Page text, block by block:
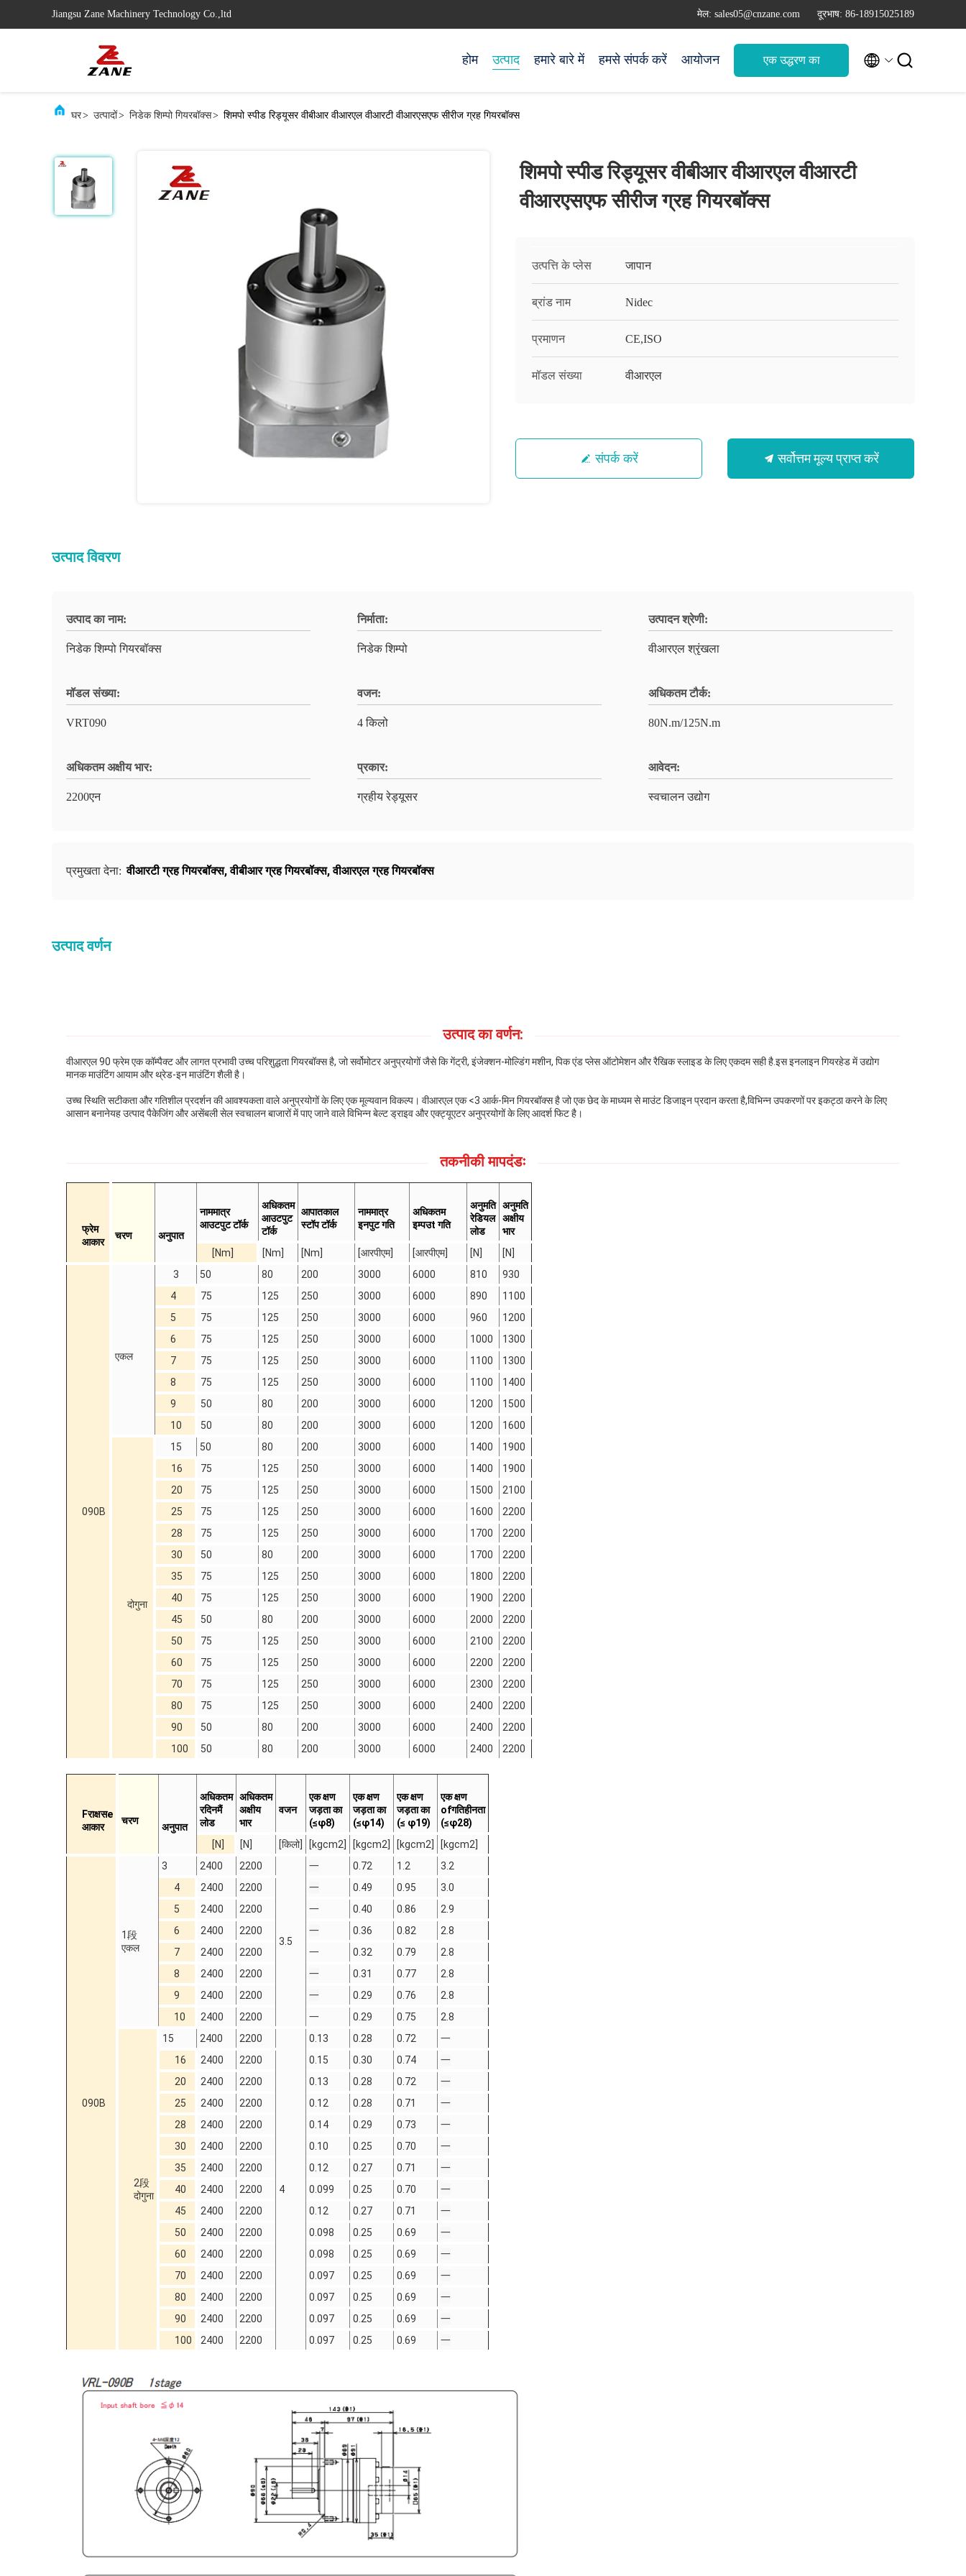
Jiangsu Zane Machinery Technology Co.,ltd मेल: sales05@cnzane.com दूरभाष: 86-18915025189
होम उत्पाद हमारे बारे में हमसे संपर्क करें आयोजन एक उद्धरण का  
घर> उत्पादों> निडेक शिम्पो गियरबॉक्स> शिमपो स्पीड रिड्यूसर वीबीआर वीआरएल वीआरटी वीआरएसएफ सीरीज ग्रह गियरबॉक्स
शिमपो स्पीड रिड्यूसर वीबीआर वीआरएल वीआरटी
वीआरएसएफ सीरीज ग्रह गियरबॉक्स
उत्पत्ति के प्लेस जापान
ब्रांड नाम Nidec
प्रमाणन CE,ISO
मॉडल संख्या वीआरएल
संपर्क करें सर्वोत्तम मूल्य प्राप्त करें
उत्पाद विवरण
उत्पाद का नाम:
निडेक शिम्पो गियरबॉक्स
निर्माता:
निडेक शिम्पो
उत्पादन श्रेणी:
वीआरएल श्रृंखला
मॉडल संख्या:
VRT090
वजन:
4 किलो
अधिकतम टौर्क:
80N.m/125N.m
अधिकतम अक्षीय भार:
2200एन
प्रकार:
ग्रहीय रेड्यूसर
आवेदन:
स्वचालन उद्योग
प्रमुखता देना: वीआरटी ग्रह गियरबॉक्स,वीबीआर ग्रह गियरबॉक्स,वीआरएल ग्रह गियरबॉक्स
उत्पाद वर्णन
उत्पाद का वर्णन:
वीआरएल 90 फ्रेम एक कॉम्पैक्ट और लागत प्रभावी उच्च परिशुद्धता गियरबॉक्स है, जो सर्वोमोटर अनुप्रयोगों जैसे कि गेंट्री, इंजेक्शन-मोल्डिंग मशीन, पिक एंड प्लेस ऑटोमेशन और रैखिक स्लाइड के लिए एकदम सही है.इस इनलाइन गियरहेड में उद्योग
मानक माउंटिंग आयाम और थ्रेड-इन माउंटिंग शैली है।
उच्च स्थिति सटीकता और गतिशील प्रदर्शन की आवश्यकता वाले अनुप्रयोगों के लिए एक मूल्यवान विकल्प। वीआरएल एक <3 आर्क-मिन गियरबॉक्स है जो एक छेद के माध्यम से माउंट डिजाइन प्रदान करता है,विभिन्न उपकरणों पर इकट्ठा करने के लिए
आसान बनानेयह उत्पाद पैकेजिंग और असेंबली सेल स्वचालन बाजारों में पाए जाने वाले विभिन्न बेल्ट ड्राइव और एक्ट्यूएटर अनुप्रयोगों के लिए आदर्श फिट है।
तकनीकी मापदंडः
फ्रेम
आकार
चरण अनुपात
नाममात्र
आउटपुट टॉर्क
अधिकतम
आउटपुट
टॉर्क
आपातकाल
स्टॉप टॉर्क
नाममात्र
इनपुट गति
अधिकतम
इम्पउt गति
अनुमति
रेडियल
लोड
अनुमति
अक्षीय
भार
[Nm]
[Nm] [Nm] [आरपीएम] [आरपीएम] [N] [N]
090B
एकल
3 50 80 200 3000 6000 810
930
4
75 125 250 3000 6000 890
1100
5
75 125 250 3000 6000 960
1200
6
75 125 250 3000 6000 1000
1300
7
75 125 250 3000 6000 1100
1300
8
75 125 250 3000 6000 1100
1400
9
50 80 200 3000 6000 1200
1500
10
50 80 200 3000 6000 1200 1600
दोगुना
15 50 80 200 3000 6000 1400
1900
16
75 125 250 3000 6000 1400
1900
20
75 125 250 3000 6000 1500
2100
25
75 125 250 3000 6000 1600
2200
28
75 125 250 3000 6000 1700
2200
30
50 80 200 3000 6000 1700
2200
35
75 125 250 3000 6000 1800
2200
40
75 125 250 3000 6000 1900
2200
45
50 80 200 3000 6000 2000
2200
50
75 125 250 3000 6000 2100
2200
60
75 125 250 3000 6000 2200
2200
70
75 125 250 3000 6000 2300
2200
80
75 125 250 3000 6000 2400
2200
90
50 80 200 3000 6000 2400
2200
100
50 80 200 3000 6000 2400 2200
Fराक्षसe
आकार
चरण
अनुपात
अधिकतम
रदिनमैं
लोड
अधिकतम
अक्षीय
भार
वजन
एक क्षण
जड़ता का
(≤φ8)
एक क्षण
जड़ता का
(≤φ14)
एक क्षण
जड़ता का
(≤ φ19)
एक क्षण
ofगतिहीनता
(≤φ28)
[N]
[N] [किलो] [kgcm2] [kgcm2] [kgcm2] [kgcm2]
090B
1段
एकल
3 2400 2200
3.5
一 0.72 1.2
3.2
4
2400 2200 一 0.49 0.95
3.0
5
2400 2200 一 0.40 0.86
2.9
6
2400 2200 一 0.36 0.82
2.8
7
2400 2200 一 0.32 0.79
2.8
8
2400 2200 一 0.31 0.77
2.8
9
2400 2200 一 0.29 0.76
2.8
10
2400 2200 一 0.29 0.75 2.8
2段
दोगुना
15 2400 2200
4
0.13 0.28 0.72
一
16
2400 2200 0.15 0.30 0.74
一
20
2400 2200 0.13 0.28 0.72
一
25
2400 2200 0.12 0.28 0.71
一
28
2400 2200 0.14 0.29 0.73
一
30
2400 2200 0.10 0.25 0.70
一
35
2400 2200 0.12 0.27 0.71
一
40
2400 2200 0.099 0.25 0.70
一
45
2400 2200 0.12 0.27 0.71
一
50
2400 2200 0.098 0.25 0.69
一
60
2400 2200 0.098 0.25 0.69
一
70
2400 2200 0.097 0.25 0.69
一
80
2400 2200 0.097 0.25 0.69
一
90
2400 2200 0.097 0.25 0.69
一
100
2400 2200 0.097 0.25 0.69 一